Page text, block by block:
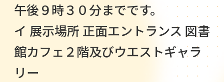
午後９時３０分までです。
イ 展示場所 正面エントランス 図書
館カフェ２階及びウエストギャラ
リー